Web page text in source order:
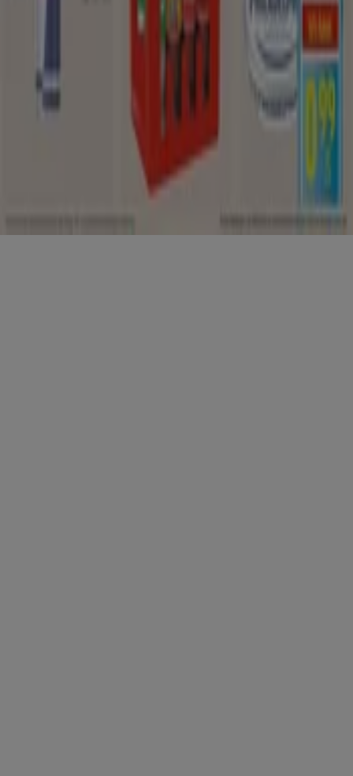
Die App von Tiendeo herunterladen
Copyright © Tiendeo ® 2026 · Shopfully Marketing S.L.U. –
Palau de Mar – 08039 Barcelona, Spain
Bedingungen und Konditionen